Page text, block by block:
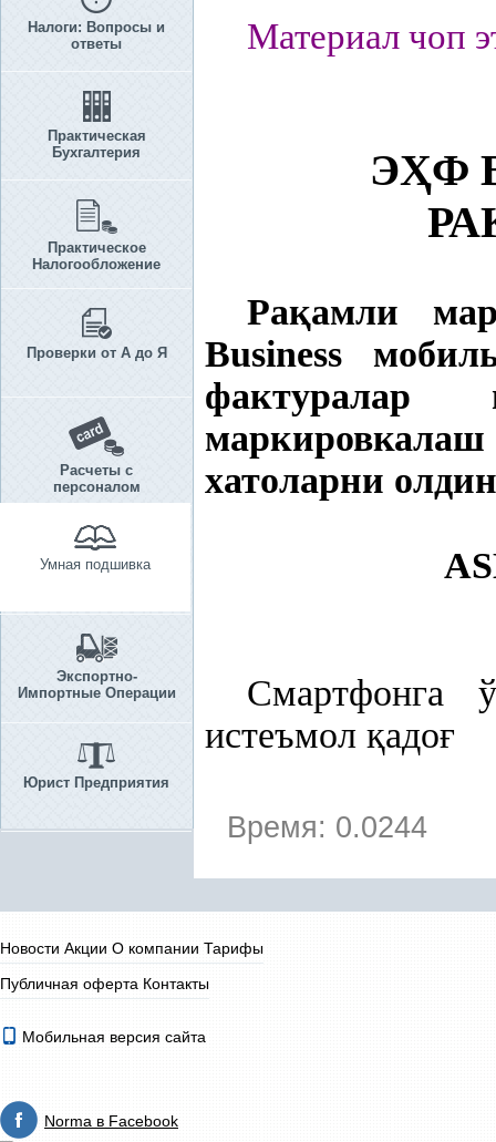
Налоги: Вопросы и
ответы
Практическая
Бухгалтерия
Практическое
Налогообложение
Проверки от А до Я
Расчеты с
персоналом
Умная подшивка
Экспортно-
Импортные Операции
Юрист Предприятия
Материал чоп
ЭҲФ
РА
Рақамли
Business
маркировкалаш
хатоларни
Смартфонга
истеъмол қадоғ
Время: 0.0244
Новости Акции О компании Тарифы
Публичная оферта Контакты
Мобильная версия сайта
Norma в Facebook